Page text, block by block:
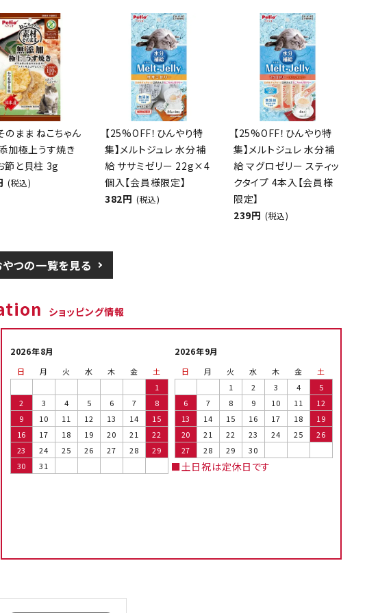
のまま ねこちゃん
加極上うす焼き
節と貝柱 3g
(税込)
【25%OFF！ひんやり特
集】メルトジュレ 水分補
給 ササミゼリー 22g×4
個入【会員様限定】
382円 (税込)
【25%OFF！ひんやり特
集】メルトジュレ 水分補
給 マグロゼリー スティッ
クタイプ 4本入【会員様
限定】
239円 (税込)
つの一覧を見る
ショッピング情報
2026年8月
日 月 火 水 木 金
土
1
2
3 4 5 6 7
8
9
10 11 12 13 14
15
16
17 18 19 20 21
22
23
24 25 26 27 28
29
30
31
2026年9月
日 月 火 水 木 金
土
1
2 3 4
5
6
7 8 9 10 11
12
13
14 15 16 17 18
19
20
21 22 23 24 25
26
27
28 29 30
■土日祝は定休日です